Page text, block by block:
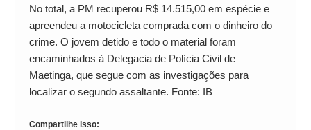
No total, a PM recuperou R$ 14.515,00 em espécie e
apreendeu a motocicleta comprada com o dinheiro do
crime. O jovem detido e todo o material foram
encaminhados à Delegacia de Polícia Civil de
Maetinga, que segue com as investigações para
localizar o segundo assaltante. Fonte: IB
Compartilhe isso: